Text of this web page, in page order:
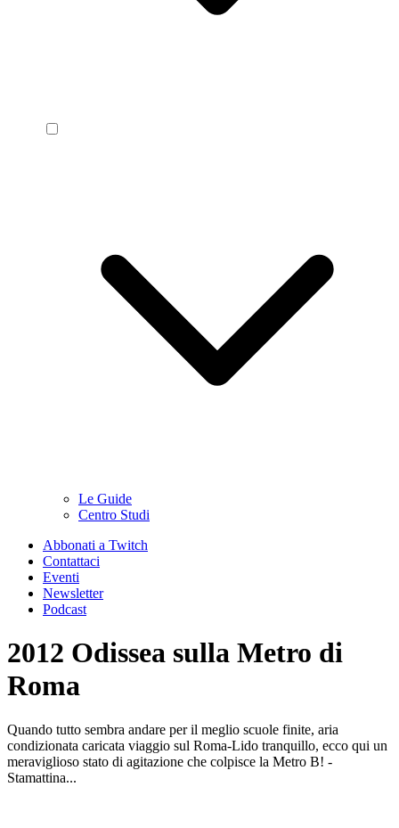
Le Guide
Centro Studi
Abbonati a Twitch
Contattaci
Eventi
Newsletter
Podcast
2012 Odissea sulla Metro di
Roma
Quando tutto sembra andare per il meglio scuole finite, aria
condizionata caricata viaggio sul Roma-Lido tranquillo, ecco qui un
meraviglioso stato di agitazione che colpisce la Metro B! -
Stamattina...